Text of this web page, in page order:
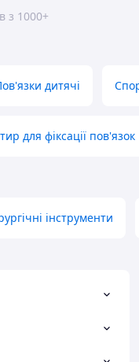
з 1000+
дитячі
для фіксації пов'язок
інструменти